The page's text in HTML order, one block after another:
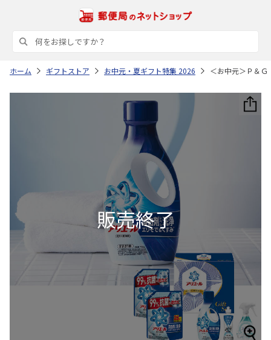
ホーム ギフトストア お中元・夏ギフト特集 2026 ＜お中元＞Ｐ＆